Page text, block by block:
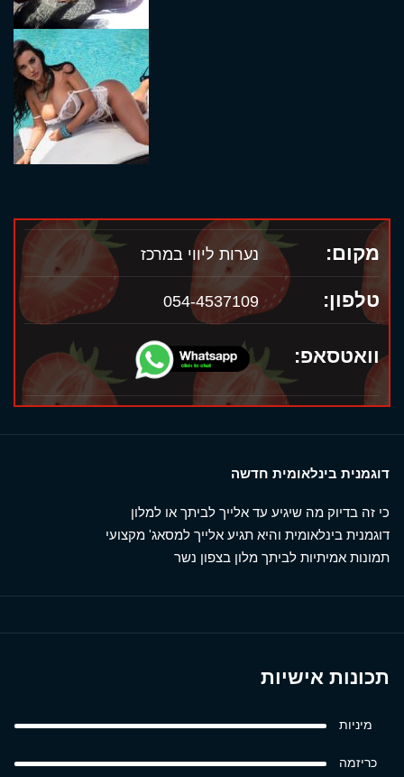
מקום: נערות ליווי במרכז
טלפון: 054-4537109
וואטסאפ:
דוגמנית בינלאומית חדשה
כי זה בדיוק מה שיגיע עד אלייך לביתך או למלון
דוגמנית בינלאומית והיא תגיע אלייך למסאג' מקצועי
תמונות אמיתיות לביתך מלון בצפון נשר
תכונות אישיות
מיניות
כריזמה